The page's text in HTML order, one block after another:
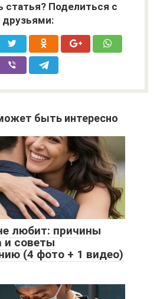
статья? Поделиться с
друзьями:
быть интересно
любит: причины
и советы
(4 фото + 1 видео)